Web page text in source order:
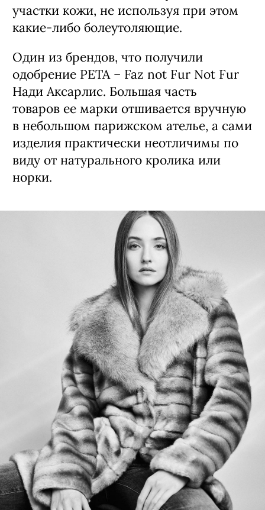
участки кожи, не используя при этом
какие-либо болеутоляющие.
Один из брендов, что получили
одобрение PETA – Faz not Fur Not Fur
Нади Аксарлис. Большая часть
товаров ее марки отшивается вручную
в небольшом парижском ателье, а сами
изделия практически неотличимы по
виду от натурального кролика или
норки.